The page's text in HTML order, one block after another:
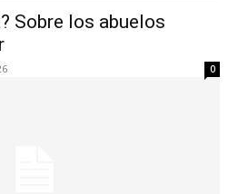
Sobre los abuelos
0